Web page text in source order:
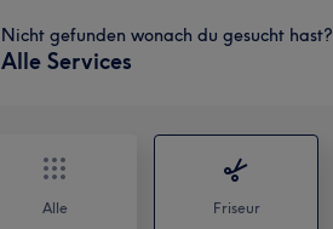
Nicht gefunden wonach du gesucht hast?
Alle Services
Alle Friseur